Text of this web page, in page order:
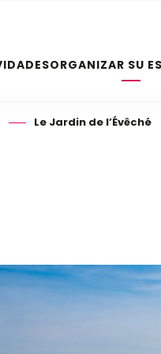
ORGANIZAR SU
Le Jardin de l’Évêché